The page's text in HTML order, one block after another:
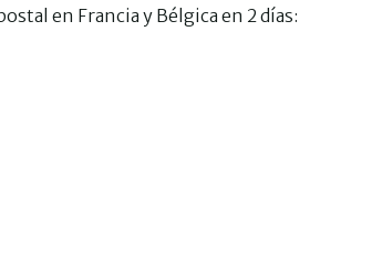
en Francia y Bélgica en 2 días: